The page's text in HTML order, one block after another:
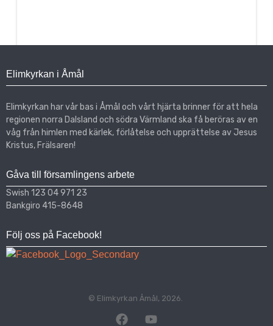
Elimkyrkan i Åmål
Elimkyrkan har vår bas i Åmål och vårt hjärta brinner för att hela
regionen norra Dalsland och södra Värmland ska få beröras av en
våg från himlen med kärlek, förlåtelse och upprättelse av Jesus
Kristus, Frälsaren!
Gåva till församlingens arbete
Swish 123 04 971 23
Bankgiro 415-8648
Följ oss på Facebook!
© Elimkyrkan Åmål, 2026.